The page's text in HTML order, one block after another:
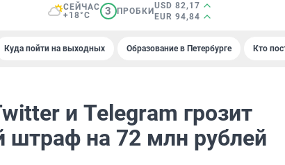
СЕЙЧАС
+18°C
3 ПРОБКИ
USD 82,17
EUR 94,84
Куда пойти на выходных Образование в Петербурге Кто
и Telegram грозит
на 72 млн рублей